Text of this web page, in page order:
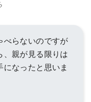
べらないのですが
、親が見る限りは
なったと思いま